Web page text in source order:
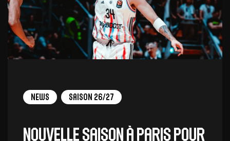
News Saison 26/27
Nouvelle saison à Paris pour